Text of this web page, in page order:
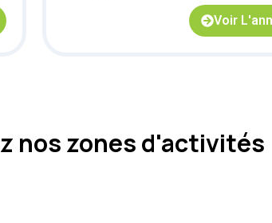
Voir
nos zones d'activités